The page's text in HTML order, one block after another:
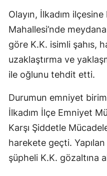
Olayın, İlkadım
Mahallesi’nde
göre K.K. isimli şahıs,
uzaklaştırma ve
ile oğlunu tehdit etti.
Durumun emniyet
İlkadım İlçe Emniyet
Karşı Şiddetle
harekete geçti.
şüpheli K.K. gözaltına